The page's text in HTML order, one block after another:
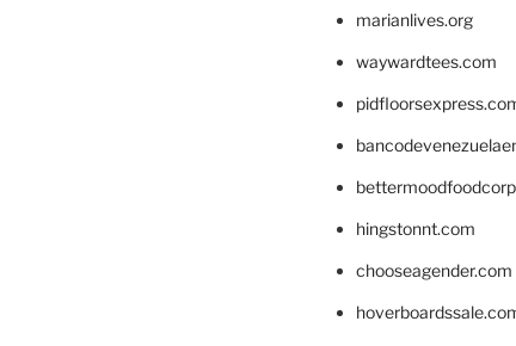
marianlives.org
waywardtees.com
hingstonnt.com
chooseagender.com